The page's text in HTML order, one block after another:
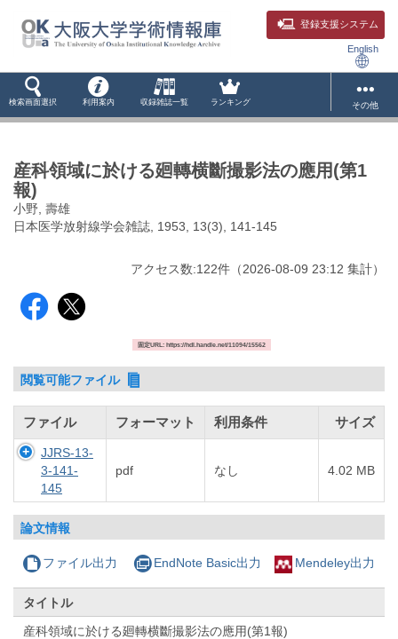
登録支援システム
English
検索画面選択 利用案内 収録雑誌一覧 ランキング その他
産科領域に於ける廻轉横斷撮影法の應用(第1
報)
小野, 壽雄
日本医学放射線学会雑誌, 1953, 13(3), 141-145
アクセス数:122件 （2026-08-09 23:12 集計）
固定URL: https://hdl.handle.net/11094/15562
閲覧可能ファイル
ファイル フォーマット 利用条件 サイズ
JJRS-13-
3-141-
145
pdf なし 4.02 MB
論文情報
ファイル出力 EndNote Basic出力 Mendeley出力
タイトル
産科領域に於ける廻轉横斷撮影法の應用(第1報)